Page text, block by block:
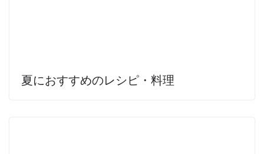
夏におすすめのレシピ・料理